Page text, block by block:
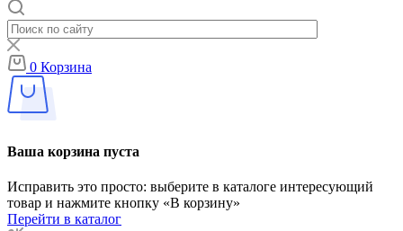
0 Корзина
Ваша корзина пуста
Исправить это просто: выберите в каталоге интересующий
товар и нажмите кнопку «В корзину»
Перейти в каталог